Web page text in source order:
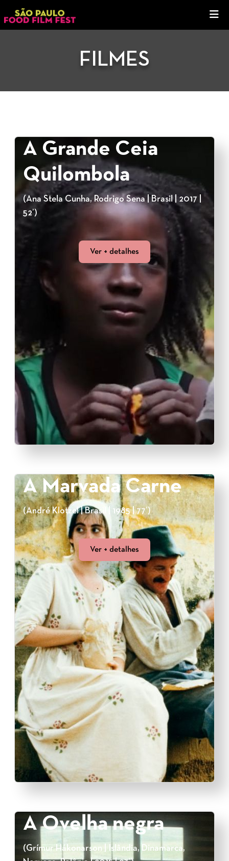
FILMES
A Grande Ceia
Quilombola
(Ana Stela Cunha, Rodrigo Sena | Brasil | 2017 |
52’)
Ver + detalhes
A Marvada Carne
(André Klotzel | Brasil | 1985 | 77’)
Ver + detalhes
A Ovelha negra
(Grímur Hákonarson | Islândia, Dinamarca,